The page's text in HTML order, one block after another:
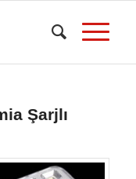
Şarjlı